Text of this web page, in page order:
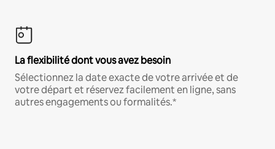
La flexibilité dont vous avez besoin
Sélectionnez la date exacte de votre arrivée et de
votre départ et réservez facilement en ligne, sans
autres engagements ou formalités.*